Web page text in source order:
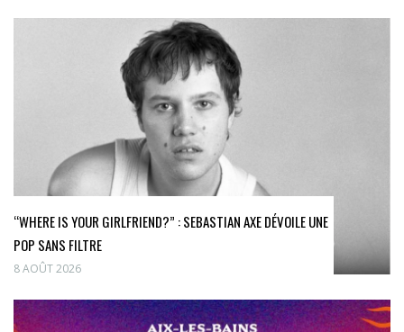
“WHERE IS YOUR GIRLFRIEND?” : SEBASTIAN AXE DÉVOILE UNE
POP SANS FILTRE
8 AOÛT 2026